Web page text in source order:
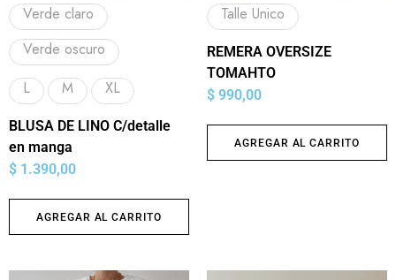
Verde claro
Verde oscuro
L
M XL
BLUSA DE LINO C/detalle
en manga
$ 1.390,00
AGREGAR AL CARRITO
Talle Unico
REMERA OVERSIZE
TOMAHTO
$ 990,00
AGREGAR AL CARRITO